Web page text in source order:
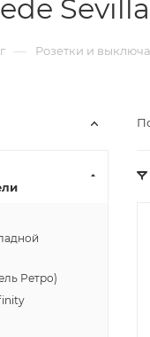
Sevilla
— Розетки и
Ретро)